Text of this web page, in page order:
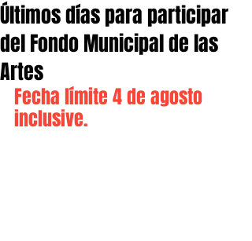
Últimos días para participar
del Fondo Municipal de las
Artes
Fecha límite 4 de agosto
inclusive.